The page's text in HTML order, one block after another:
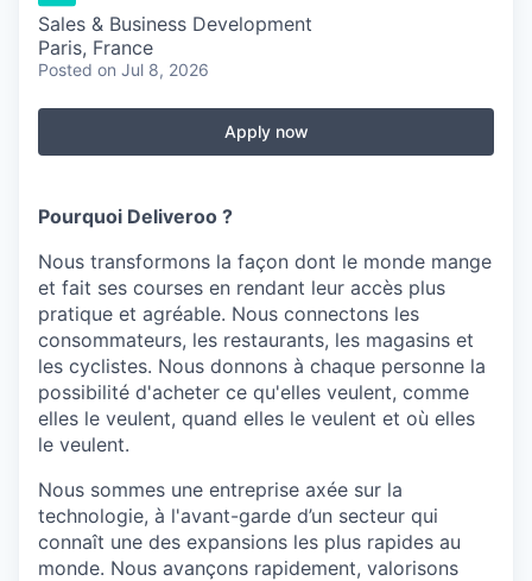
Sales & Business Development
Paris, France
Posted on Jul 8, 2026
Apply now
Pourquoi Deliveroo ?
Nous transformons la façon dont le monde mange
et fait ses courses en rendant leur accès plus
pratique et agréable. Nous connectons les
consommateurs, les restaurants, les magasins et
les cyclistes. Nous donnons à chaque personne la
possibilité d'acheter ce qu'elles veulent, comme
elles le veulent, quand elles le veulent et où elles
le veulent.
Nous sommes une entreprise axée sur la
technologie, à l'avant-garde d’un secteur qui
connaît une des expansions les plus rapides au
monde. Nous avançons rapidement, valorisons